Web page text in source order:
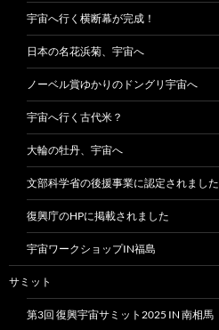
宇宙へ行く横断幕が完成！
日本の名花浜菊、宇宙へ
ノーベル賞ゆかりのドングリ宇宙へ
宇宙へ行く古代米？
大輪の牡丹、宇宙へ
文部科学省の後援事業に認定されました
復興庁のHPに掲載されました
宇宙ワークショップIN福島
サミット
第3回 復興宇宙サミット2025 IN 南相馬